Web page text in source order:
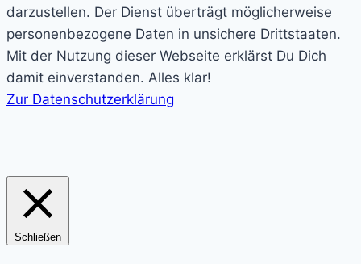
darzustellen. Der Dienst überträgt möglicherweise
personenbezogene Daten in unsichere Drittstaaten.
Mit der Nutzung dieser Webseite erklärst Du Dich
damit einverstanden. Alles klar!
Zur Datenschutzerklärung
Schließen